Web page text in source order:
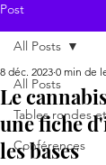
Post
All Posts
Tables rondes
Conférences
All Posts
Le
une fiche
les bases
8 déc. 2023 0 min de